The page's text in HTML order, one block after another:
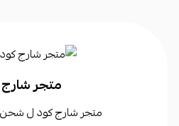
متجر
متجر شارج كود ل شحن